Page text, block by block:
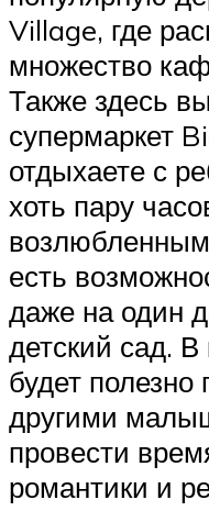
Village, где
множество
Также здесь
супермаркет
отдыхаете с
хоть пару
есть
даже на один
детский сад. В
будет
другими
провести
романтики и